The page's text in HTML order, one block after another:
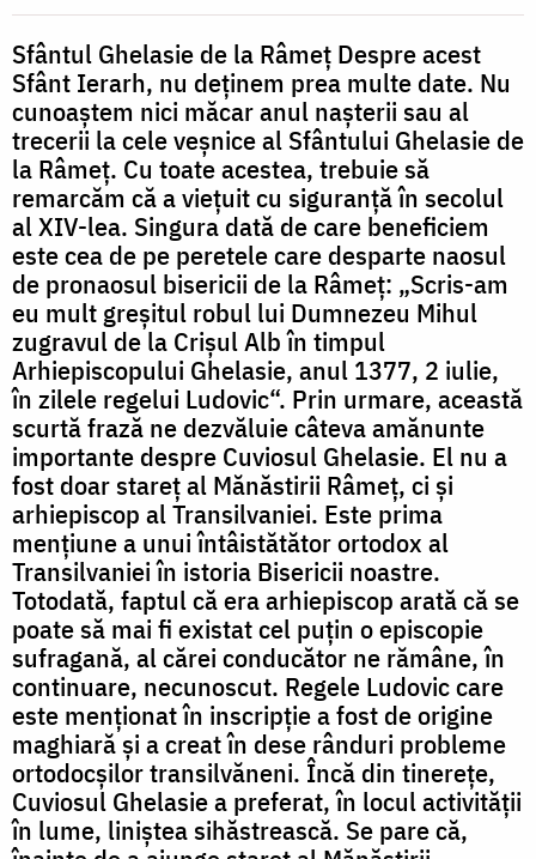
de
la
Râmeț
Sfântul Ghelasie de la Râmeț Despre acest
Sfânt Ierarh, nu deținem prea multe date. Nu
cunoaștem nici măcar anul nașterii sau al
trecerii la cele veșnice al Sfântului Ghelasie de
la Râmeț. Cu toate acestea, trebuie să
remarcăm că a viețuit cu siguranță în secolul
al XIV-lea. Singura dată de care beneficiem
este cea de pe peretele care desparte naosul
de pronaosul bisericii de la Râmeț: „Scris-am
eu mult greșitul robul lui Dumnezeu Mihul
zugravul de la Crișul Alb în timpul
Arhiepiscopului Ghelasie, anul 1377, 2 iulie,
în zilele regelui Ludovic“. Prin urmare, această
scurtă frază ne dezvăluie câteva amănunte
importante despre Cuviosul Ghelasie. El nu a
fost doar stareț al Mănăstirii Râmeț, ci și
arhiepiscop al Transilvaniei. Este prima
mențiune a unui întâistătător ortodox al
Transilvaniei în istoria Bisericii noastre.
Totodată, faptul că era arhiepiscop arată că se
poate să mai fi existat cel puțin o episcopie
sufragană, al cărei conducător ne rămâne, în
continuare, necunoscut. Regele Ludovic care
este menționat în inscripție a fost de origine
maghiară și a creat în dese rânduri probleme
ortodocșilor transilvăneni. Încă din tinerețe,
Cuviosul Ghelasie a preferat, în locul activității
în lume, liniștea sihăstrească. Se pare că,